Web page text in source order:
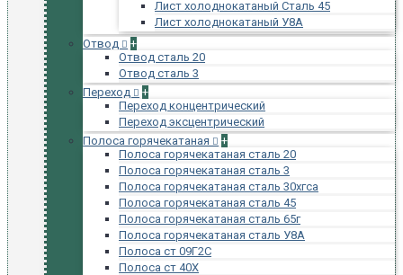
Лист холоднокатаный Сталь 45
Лист холоднокатаный У8А
Отвод
+
Отвод сталь 20
Отвод сталь 3
Переход
+
Переход концентрический
Переход эксцентрический
Полоса горячекатаная
+
Полоса горячекатаная сталь 20
Полоса горячекатаная сталь 3
Полоса горячекатаная сталь 30хгса
Полоса горячекатаная сталь 45
Полоса горячекатаная сталь 65г
Полоса горячекатаная сталь У8А
Полоса ст 09Г2С
Полоса ст 40Х